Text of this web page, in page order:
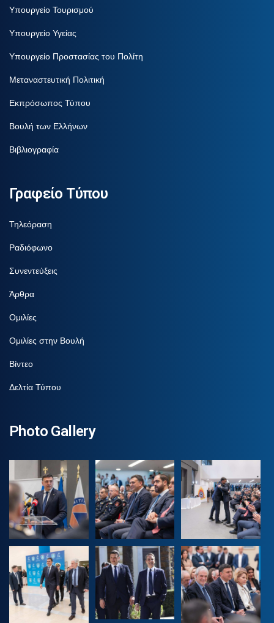
Υπουργείο Τουρισμού
Υπουργείο Υγείας
Υπουργείο Προστασίας του Πολίτη
Μεταναστευτική Πολιτική
Εκπρόσωπος Τύπου
Βουλή των Ελλήνων
Βιβλιογραφία
Γραφείο Τύπου
Τηλεόραση
Ραδιόφωνο
Συνεντεύξεις
Άρθρα
Ομιλίες
Ομιλίες στην Βουλή
Βίντεο
Δελτία Τύπου
Photo Gallery